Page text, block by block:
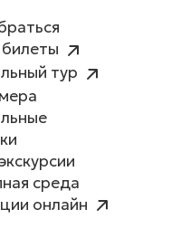
билеты
тур
среда
онлайн